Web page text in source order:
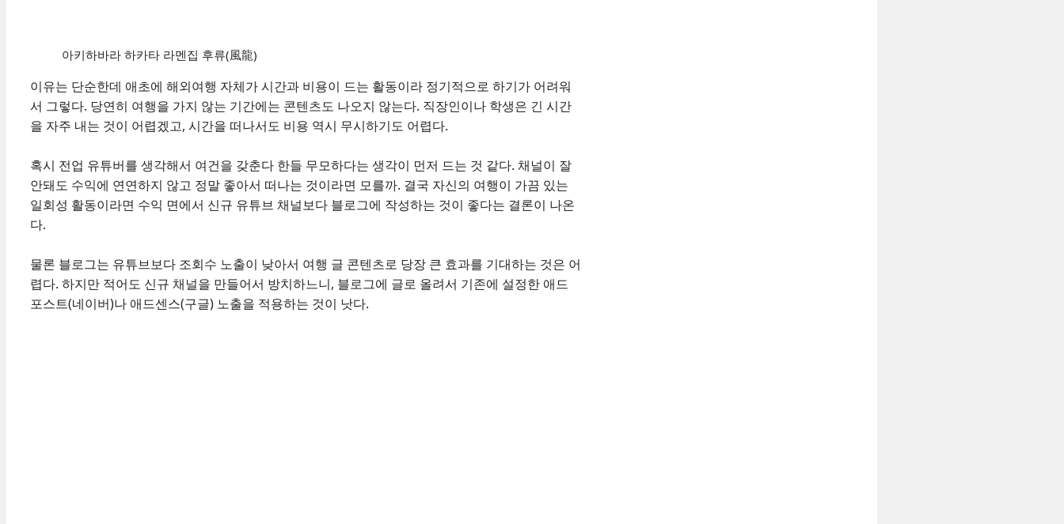
아키하바라 하카타 라멘집 후류(風龍)
이유는 단순한데 애초에 해외여행 자체가 시간과 비용이 드는 활동이라 정기적으로 하기가 어려워
서 그렇다. 당연히 여행을 가지 않는 기간에는 콘텐츠도 나오지 않는다. 직장인이나 학생은 긴 시간
을 자주 내는 것이 어렵겠고, 시간을 떠나서도 비용 역시 무시하기도 어렵다.
혹시 전업 유튜버를 생각해서 여건을 갖춘다 한들 무모하다는 생각이 먼저 드는 것 같다. 채널이 잘
안돼도 수익에 연연하지 않고 정말 좋아서 떠나는 것이라면 모를까. 결국 자신의 여행이 가끔 있는
일회성 활동이라면 수익 면에서 신규 유튜브 채널보다 블로그에 작성하는 것이 좋다는 결론이 나온
다.
물론 블로그는 유튜브보다 조회수 노출이 낮아서 여행 글 콘텐츠로 당장 큰 효과를 기대하는 것은 어
렵다. 하지만 적어도 신규 채널을 만들어서 방치하느니, 블로그에 글로 올려서 기존에 설정한 애드
포스트(네이버)나 애드센스(구글) 노출을 적용하는 것이 낫다.